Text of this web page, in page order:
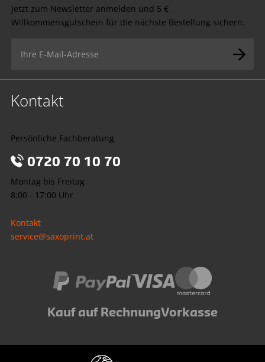
Jetzt zum Newsletter anmelden und 5 €
Willkommensgutschein für die nächste Bestellung sichern.
Kontakt
Persönliche Fachberatung
0720 70 10 70
Montag bis Freitag
8:00 - 17:00 Uhr
Kontakt
service@saxoprint.at
Kauf auf RechnungVorkasse